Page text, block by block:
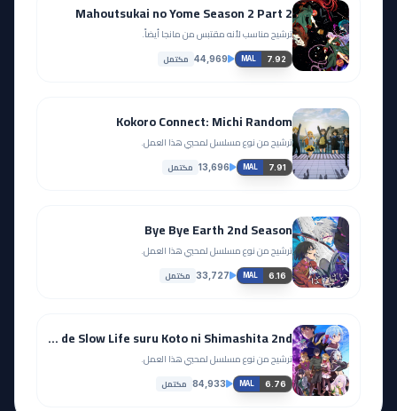
Mahoutsukai no Yome Season 2 Part 2
ترشيح مناسب لأنه مقتبس من مانجا أيضاً.
MAL 7.92
44,969 مكتمل
Kokoro Connect: Michi Random
ترشيح من نوع مسلسل لمحبي هذا العمل.
MAL 7.91
13,696 مكتمل
Bye Bye Earth 2nd Season
ترشيح من نوع مسلسل لمحبي هذا العمل.
MAL 6.16
33,727 مكتمل
Shin no Nakama ja Nai to Yuusha no Party wo Oidasareta node, Henkyou de Slow Life suru Koto ni Shimashita 2nd
ترشيح من نوع مسلسل لمحبي هذا العمل.
MAL 6.76
84,933 مكتمل